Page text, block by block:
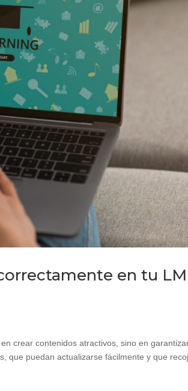
en tu
crear contenidos atractivos, sino en
que puedan actualizarse fácilmente y que